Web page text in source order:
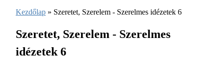
Kezdőlap » Szeretet, Szerelem - Szerelmes idézetek 6
Szeretet, Szerelem - Szerelmes
idézetek 6